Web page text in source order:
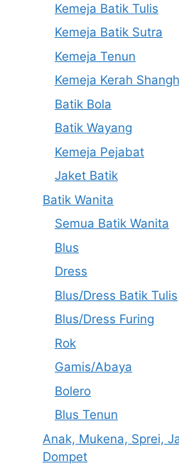
Kemeja Batik Tulis
Kemeja Batik Sutra
Kemeja Tenun
Kemeja Kerah
Batik Bola
Batik Wayang
Kemeja Pejabat
Jaket Batik
Batik Wanita
Semua Batik Wanita
Blus
Dress
Blus/Dress Batik Tulis
Blus/Dress Furing
Rok
Gamis/Abaya
Bolero
Blus Tenun
Anak, Mukena, Sprei,
Dompet